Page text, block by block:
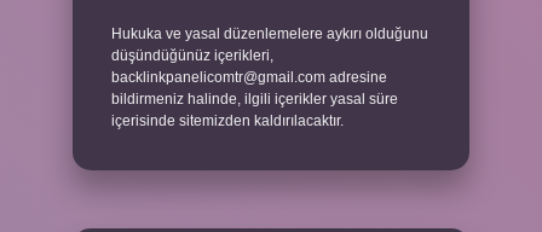
Hukuka ve yasal düzenlemelere aykırı olduğunu
düşündüğünüz içerikleri,
backlinkpanelicomtr@gmail.com adresine
bildirmeniz halinde, ilgili içerikler yasal süre
içerisinde sitemizden kaldırılacaktır.